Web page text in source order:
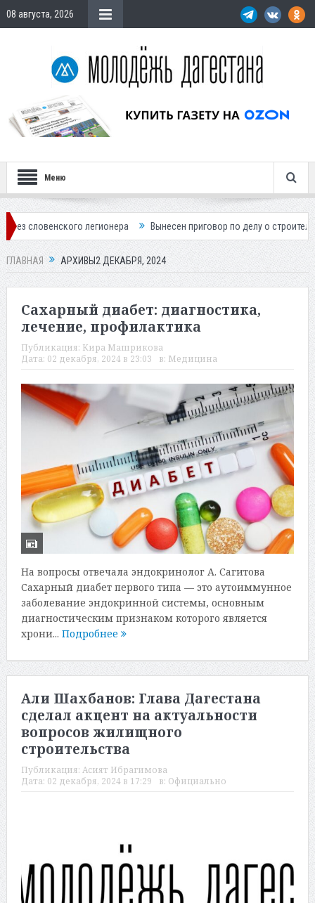
08 августа, 2026
Меню
Вынесен приговор по делу о строительстве гостиницы у
ГЛАВНАЯ АРХИВЫ2 ДЕКАБРЯ, 2024
Сахарный диабет: диагностика,
лечение, профилактика
Публикация: Кира Машрикова
Дата: 02 декабря, 2024 в 23:03 в: Медицина
На вопросы отвечала эндокринолог А. Сагитова
Сахарный диабет первого типа — это аутоиммунное
заболевание эндокринной системы, основным
диагностическим признаком которого является
хрони... Подробнее
Али Шахбанов: Глава Дагестана
сделал акцент на актуальности
вопросов жилищного
строительства
Публикация: Асият Ибрагимова
Дата: 02 декабря, 2024 в 17:29 в: Официально